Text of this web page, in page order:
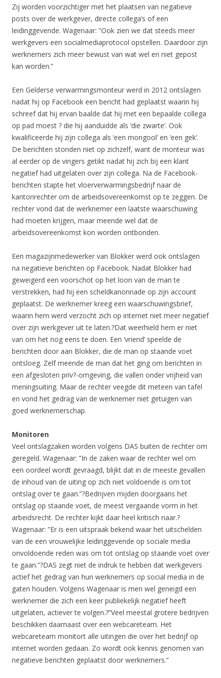
Zij worden voorzichtiger met het plaatsen van negatieve
posts over de werkgever, directe collega’s of een
leidinggevende. Wagenaar: ”Ook zien we dat steeds meer
werkgevers een socialmediaprotocol opstellen. Daardoor zijn
werknemers zich meer bewust van wat wel en niet gepost
kan worden.”
Een Gelderse verwarmingsmonteur werd in 2012 ontslagen
nadat hij op Facebook een bericht had geplaatst waarin hij
schreef dat hij ervan baalde dat hij met een bepaalde collega
op pad moest ? die hij aanduidde als ‘die zwarte’. Ook
kwalificeerde hij zijn collega als ‘een mongool’ en ‘een gek’.
De berichten stonden niet op zichzelf, want de monteur was
al eerder op de vingers getikt nadat hij zich bij een klant
negatief had uitgelaten over zijn collega. Na de Facebook-
berichten stapte het vloerverwarmingsbedrijf naar de
kantonrechter om de arbeidsovereenkomst op te zeggen. De
rechter vond dat de werknemer een laatste waarschuwing
had moeten krijgen, maar meende wel dat de
arbeidsovereenkomst kon worden ontbonden.
Een magazijnmedewerker van Blokker werd ook ontslagen
na negatieve berichten op Facebook. Nadat Blokker had
geweigerd een voorschot op het loon van de man te
verstrekken, had hij een scheldkanonnade op zijn account
geplaatst. De werknemer kreeg een waarschuwingsbrief,
waarin hem werd verzocht zich op internet niet meer negatief
over zijn werkgever uit te laten.?Dat weerhield hem er niet
van om het nog eens te doen. Een ‘vriend’ speelde de
berichten door aan Blokker, die de man op staande voet
ontsloeg. Zelf meende de man dat het ging om berichten in
een afgesloten priv?-omgeving, die vallen onder vrijheid van
meningsuiting. Maar de rechter veegde dit meteen van tafel
en vond het gedrag van de werknemer niet getuigen van
goed werknemerschap.
Monitoren
Veel ontslagzaken worden volgens DAS buiten de rechter om
geregeld. Wagenaar: ”In de zaken waar de rechter wel om
een oordeel wordt gevraagd, blijkt dat in de meeste gevallen
de inhoud van de uiting op zich niet voldoende is om tot
ontslag over te gaan.”?Bedrijven mijden doorgaans het
ontslag op staande voet, de meest vergaande vorm in het
arbeidsrecht. De rechter kijkt daar heel kritisch naar.?
Wagenaar: ”Er is een uitspraak bekend waar het uitschelden
van de een vrouwelijke leidinggevende op sociale media
onvoldoende reden was om tot ontslag op staande voet over
te gaan.”?DAS zegt niet de indruk te hebben dat werkgevers
actief het gedrag van hun werknemers op social media in de
gaten houden. Volgens Wagenaar is men wel geneigd een
werknemer die zich een keer publiekelijk negatief heeft
uitgelaten, actiever te volgen.?”Veel meestal grotere bedrijven
beschikken daarnaast over een webcareteam. Het
webcareteam monitort alle uitingen die over het bedrijf op
internet worden gedaan. Zo wordt ook kennis genomen van
negatieve berichten geplaatst door werknemers.”